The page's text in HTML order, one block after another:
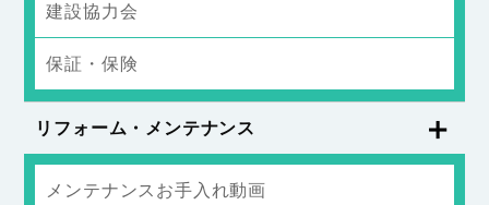
建設協力会
保証・保険
リフォーム・メンテナンス
メンテナンスお手入れ動画